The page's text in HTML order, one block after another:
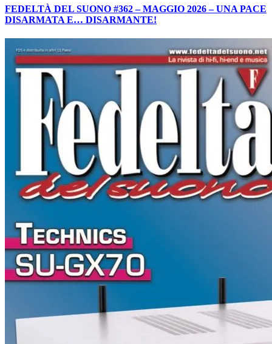
FEDELTÀ DEL SUONO #362 – MAGGIO 2026 – UNA PACE
DISARMATA E… DISARMANTE!